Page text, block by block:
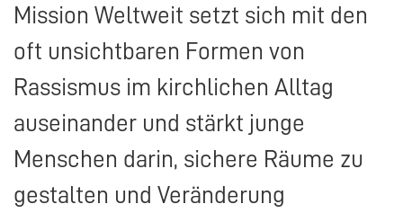
Mission Weltweit setzt sich mit den
oft unsichtbaren Formen von
Rassismus im kirchlichen Alltag
auseinander und stärkt junge
Menschen darin, sichere Räume zu
gestalten und Veränderung